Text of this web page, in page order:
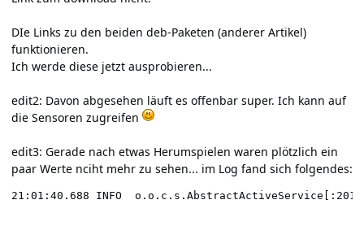
DIe Links zu den beiden deb-Paketen (anderer Artikel)
funktionieren.
Ich werde diese jetzt ausprobieren...
edit2: Davon abgesehen läuft es offenbar super. Ich kann auf
die Sensoren zugreifen
edit3: Gerade nach etwas Herumspielen waren plötzlich ein
paar Werte nciht mehr zu sehen... im Log fand sich folgendes:
21:01:40.688 INFO